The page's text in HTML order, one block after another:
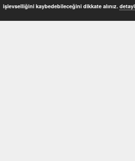
işlevselliğini kaybedebileceğini dikkate alınız.